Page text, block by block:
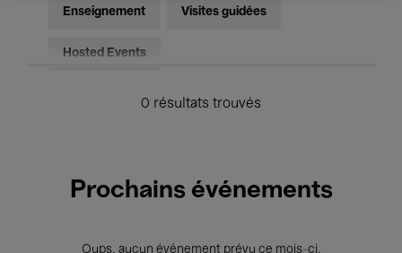
Enseignement Visites guidées
Hosted Events
0 résultats trouvés
Prochains événements
Oups, aucun événement prévu ce mois-ci.